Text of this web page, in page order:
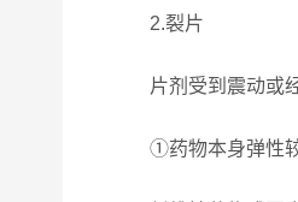
2.裂片
片剂受到震动或经
①药物本身弹性较